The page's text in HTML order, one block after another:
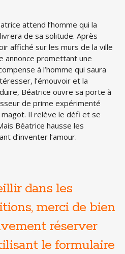
attend l’homme qui la
de sa solitude. Après
affiché sur les murs de la ville
annonce promettant une
à l’homme qui saura
l’émouvoir et la
Béatrice ouvre sa porte à
de prime expérimenté
Il relève le défi et se
Béatrice hausse les
d’inventer l’amour.
dans les
merci de bien
réserver
le formulaire